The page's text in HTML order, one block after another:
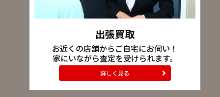
出張買取
お近くの店舗からご自宅にお伺い！
家にいながら査定を受けられます。
詳しく見る